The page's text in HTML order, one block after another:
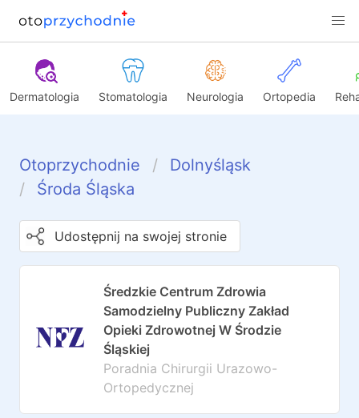
Dermatologia Stomatologia Neurologia Ortopedia
Otoprzychodnie
Dolnyśląsk
Środa Śląska
Udostępnij na swojej stronie
Średzkie Centrum Zdrowia
Samodzielny Publiczny Zakład
Opieki Zdrowotnej W Środzie
Śląskiej
Poradnia Chirurgii Urazowo-
Ortopedycznej